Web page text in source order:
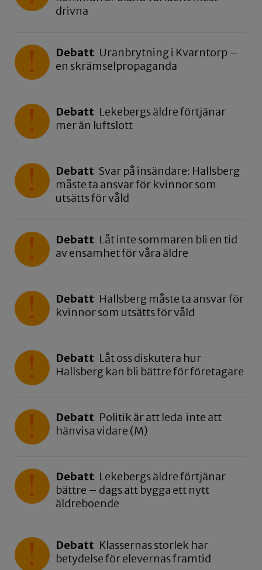
drivna
Debatt Uranbrytning i Kvarntorp –
en skrämselpropaganda
Debatt Lekebergs äldre förtjänar
mer än luftslott
Debatt Svar på insändare: Hallsberg
måste ta ansvar för kvinnor som
utsätts för våld
Debatt Låt inte sommaren bli en tid
av ensamhet för våra äldre
Debatt Hallsberg måste ta ansvar för
kvinnor som utsätts för våld
Debatt Låt oss diskutera hur
Hallsberg kan bli bättre för företagare
Debatt Politik är att leda inte att
hänvisa vidare (M)
Debatt Lekebergs äldre förtjänar
bättre – dags att bygga ett nytt
äldreboende
Debatt Klassernas storlek har
betydelse för elevernas framtid